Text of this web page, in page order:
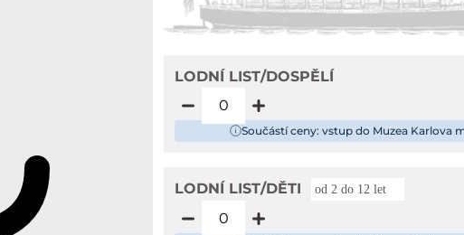
LODNÍ LIST/DOSPĚLÍ
Součástí ceny: vstup do Muzea Karlova
LODNÍ LIST/DĚTI od 2 do 12 let